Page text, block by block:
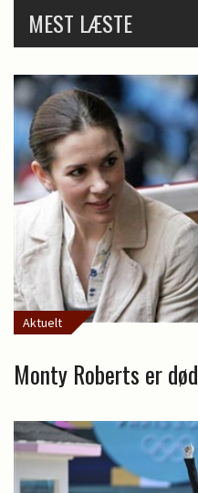
MEST LÆSTE
Aktuelt
Monty Roberts er død